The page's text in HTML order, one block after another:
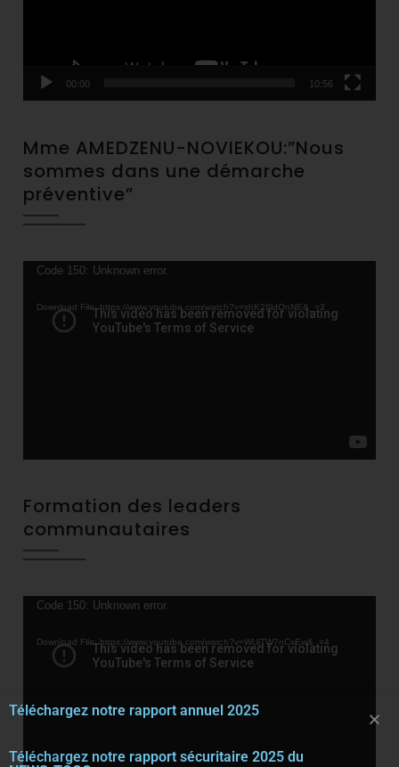
00:00 10:56
Mme AMEDZENU-NOVIEKOU:”Nous
sommes dans une démarche
préventive”
Video
Code 150: Unknown error.
Download File: https://www.youtube.com/watch?v=shK28ldQnNE&_=3
Formation des leaders
communautaires
Video
Code 150: Unknown error.
Download File: https://www.youtube.com/watch?v=WUjTW7nCxEw&_=4
Téléchargez notre rapport annuel 2025
Téléchargez notre rapport sécuritaire 2025 du